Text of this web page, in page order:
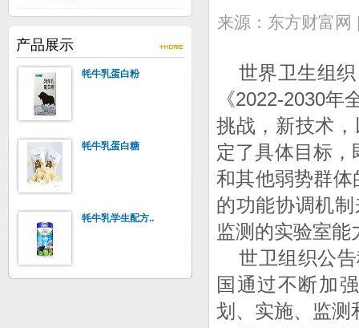
产品展示
牦牛乳蛋白粉
牦牛乳蛋白糖
牦牛乳学生配方..
来源：东方财富
世界卫生组
《2022-2030
挑战，新技术
定了具体目标
和其他弱势群体
的功能协调机
监测的实验室能
世卫组织公
国通过不断加
划、实施、监测